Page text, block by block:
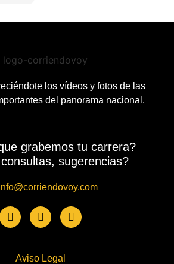
los vídeos y fotos de las
del panorama nacional.
grabemos tu carrera?
sugerencias?
Aviso Legal